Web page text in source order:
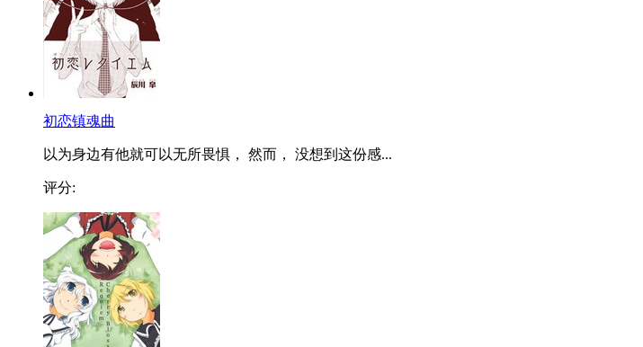
初恋镇魂曲
以为身边有他就可以无所畏惧， 然而， 没想到这份感...
评分: